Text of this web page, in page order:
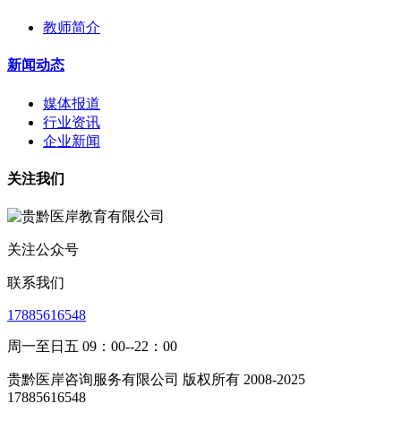
教师简介
新闻动态
媒体报道
行业资讯
企业新闻
关注我们
关注公众号
联系我们
17885616548
周一至日五 09：00--22：00
贵黔医岸咨询服务有限公司 版权所有 2008-2025
17885616548